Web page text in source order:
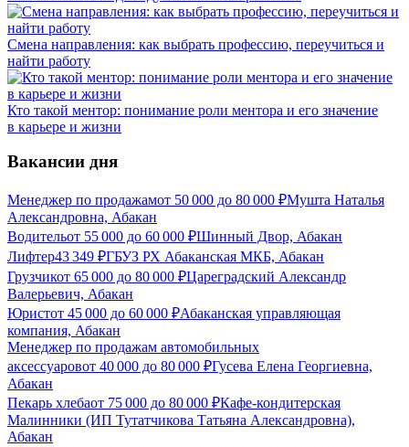
Смена направления: как выбрать профессию, переучиться и
найти работу
Кто такой ментор: понимание роли ментора и его значение
в карьере и жизни
Вакансии дня
Менеджер по продажамот 50 000 до 80 000 ₽Мушта Наталья
Александровна, Абакан
Водительот 55 000 до 60 000 ₽Шинный Двор, Абакан
Лифтер43 349 ₽ГБУЗ РХ Абаканская МКБ, Абакан
Грузчикот 65 000 до 80 000 ₽Цареградский Александр
Валерьевич, Абакан
Юристот 45 000 до 60 000 ₽Абаканская управляющая
компания, Абакан
Менеджер по продажам автомобильных
аксессуаровот 40 000 до 80 000 ₽Гусева Елена Георгиевна,
Абакан
Пекарь хлебаот 75 000 до 80 000 ₽Кафе-кондитерская
Малинники (ИП Тутатчикова Татьяна Александровна),
Абакан